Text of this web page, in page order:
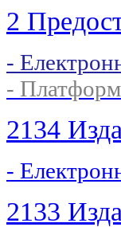
2
-
-
2134
-
2133